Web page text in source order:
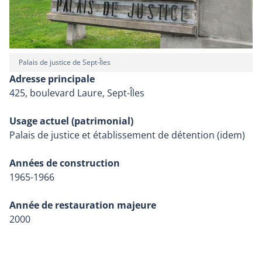
Palais de justice de Sept-Îles
Adresse principale
425, boulevard Laure, Sept-Îles
Usage actuel (patrimonial)
Palais de justice et établissement de détention (idem)
Années de construction
1965-1966
Année de restauration majeure
2000